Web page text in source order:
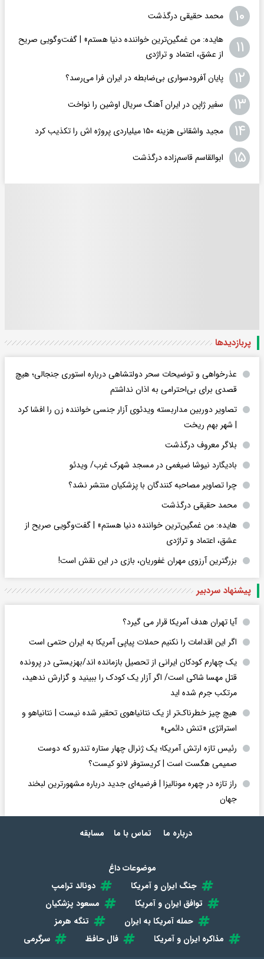
۱۰ محمد حقیقی درگذشت
۱۱
هایده: من غمگین‌ترین خواننده دنیا هستم» | گفت‌وگویی صریح
از عشق، اعتماد و تراژدی
۱۲ پایان آفرودسواری بی‌ضابطه در ایران فرا می‌رسد؟
۱۳ سفیر ژاپن در ایران آهنگ سریال اوشین را نواخت
۱۴ مجید واشقانی هزینه ۱۵۰ میلیاردی پروژه اش را تکذیب کرد
۱۵ ابوالقاسم قاسم‌زاده درگذشت
پربازدید‌ها
عذرخواهی و توضیحات سحر دولتشاهی درباره استوری جنجالی؛ هیچ
قصدی برای بی‌احترامی به اذان نداشتم
تصاویر دوربین مداربسته ویدئوی آزار جنسی خواننده زن را افشا کرد
| شهر بهم ریخت
بلاگر معروف درگذشت
بادیگارد نیوشا ضیغمی در مسجد شهرک غرب/ ویدئو
چرا تصاویر مصاحبه کنندگان با پزشکیان منتشر نشد؟
محمد حقیقی درگذشت
هایده: من غمگین‌ترین خواننده دنیا هستم» | گفت‌وگویی صریح از
عشق، اعتماد و تراژدی
بزرگترین آرزوی مهران غفوریان، بازی در این نقش است!
پیشنهاد سردبیر
آیا تهران هدف آمریکا قرار می گیرد؟
اگر این اقدامات را نکنیم حملات پیاپی آمریکا به ایران حتمی است
یک چهارم کودکان ایرانی از تحصیل بازمانده اند/بهزیستی در پرونده
قتل مهسا شاکی است/ اگر آزار یک کودک را ببینید و گزارش ندهید،
مرتکب جرم شده اید
هیچ چیز خطرناک‌تر از یک نتانیاهوی تحقیر شده نیست | نتانیاهو و
استراتژی «تنش دائمی»
رئیس تازه ارتش آمریکا؛ یک ژنرال چهار ستاره تندرو که دوست
صمیمی هگست است | کریستوفر لانو کیست؟
راز تازه در چهره مونالیزا | فرضیه‌ای جدید درباره مشهورترین لبخند
جهان
درباره ما تماس با ما مسابقه
موضوعات داغ
جنگ ایران و آمریکا
دونالد ترامپ
توافق ایران و آمریکا
مسعود پزشکیان
حمله آمریکا به ایران
تنگه هرمز
مذاکره ایران و آمریکا
فال حافظ
سرگرمی